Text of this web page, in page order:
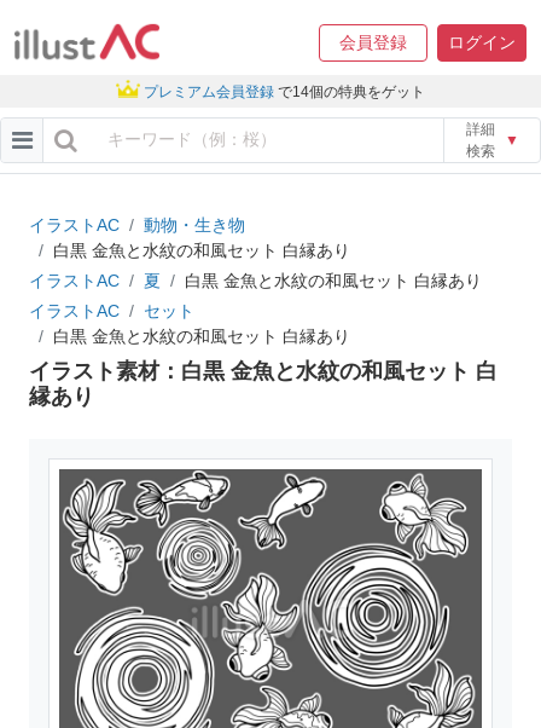
会員登録 ログイン
プレミアム会員登録 で14個の特典をゲット
詳細
検索
▼
イラストAC
動物・生き物
白黒 金魚と水紋の和風セット 白縁あり
イラストAC
夏
白黒 金魚と水紋の和風セット 白縁あり
イラストAC
セット
白黒 金魚と水紋の和風セット 白縁あり
イラスト素材：白黒 金魚と水紋の和風セット 白
縁あり